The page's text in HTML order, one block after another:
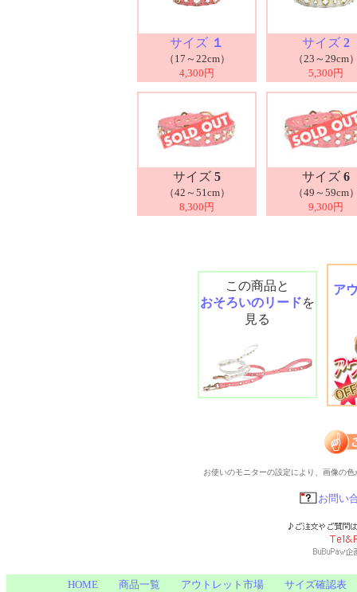
サイズ １
（17～22cm）
4,300円
サイズ 2
（23～29cm
5,300円
サイズ 5
（42～51cm）
8,300円
サイズ 6
（49～59cm
9,300円
この商品と
おそろいのリードを
見る
ア
お使いのモニターの設定により、画像の
お問い
HOME 商品一覧 アウトレット市場 サイズ確認表